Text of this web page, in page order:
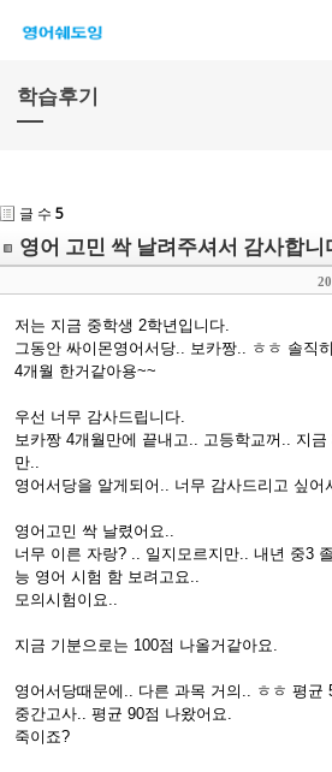
학습후기
글 수 5
영어 고민 싹 날려주셔서 감사합니
저는 지금 중학생 2학년입니다.
그동안 싸이몬영어서당.. 보카짱.. ㅎㅎ 솔직
4개월 한거같아용~~
우선 너무 감사드립니다.
보카짱 4개월만에 끝내고.. 고등학교꺼.. 지
만..
영어서당을 알게되어.. 너무 감사드리고 싶어
영어고민 싹 날렸어요..
너무 이른 자랑? .. 일지모르지만.. 내년 중3
능 영어 시험 함 보려고요..
모의시험이요..
지금 기분으로는 100점 나올거같아요.
영어서당때문에.. 다른 과목 거의.. ㅎㅎ 평균
중간고사.. 평균 90점 나왔어요.
죽이죠?